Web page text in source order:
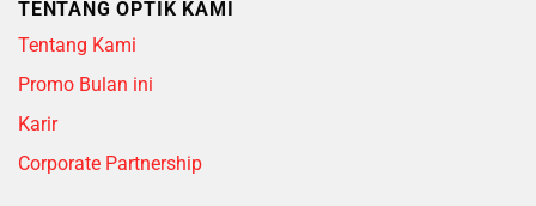
TENTANG OPTIK KAMI
Tentang Kami
Promo Bulan ini
Karir
Corporate Partnership